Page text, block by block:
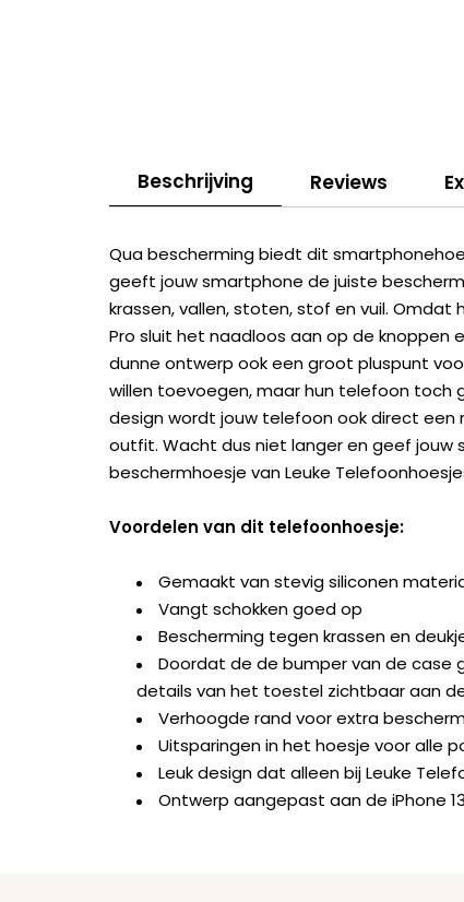
Beschrijving Reviews
Qua bescherming biedt dit
geeft jouw smartphone de juiste
krassen, vallen, stoten, stof en vuil.
Pro sluit het naadloos aan op de knoppen
dunne ontwerp ook een groot pluspunt
willen toevoegen, maar hun telefoon toch
design wordt jouw telefoon ook direct een
outfit. Wacht dus niet langer en geef jouw
beschermhoesje van Leuke
Voordelen van dit telefoonhoesje:
Gemaakt van stevig siliconen
Vangt schokken goed op
Bescherming tegen krassen en
Doordat de de bumper van de case
details van het toestel zichtbaar aan
Verhoogde rand voor extra
Uitsparingen in het hoesje voor alle
Leuk design dat alleen bij Leuke
Ontwerp aangepast aan de iPhone